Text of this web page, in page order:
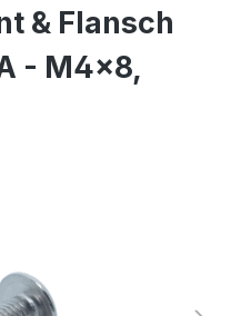
& Flansch
- M4x8,